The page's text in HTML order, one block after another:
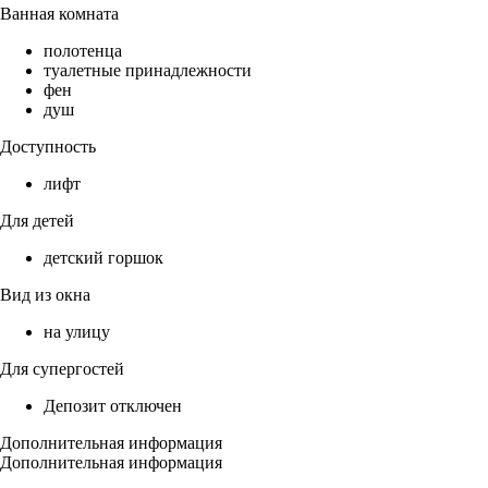
Ванная комната
полотенца
туалетные принадлежности
фен
душ
Доступность
лифт
Для детей
детский горшок
Вид из окна
на улицу
Для супергостей
Депозит отключен
Дополнительная информация
Дополнительная информация